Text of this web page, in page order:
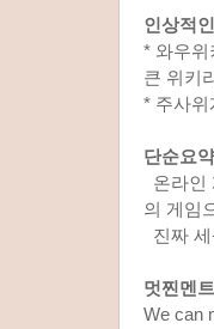
인상적
* 와우위
큰 위키
* 주사위
단순요
온라인
의 게임
진짜
멋찐멘
We can